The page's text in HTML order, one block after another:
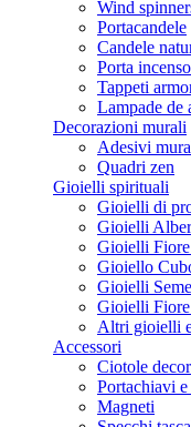
Wind
Portacandele
Candele
Porta
Tappeti
Lampade de
Decorazioni murali
Adesivi
Quadri zen
Gioielli spirituali
Gioielli di
Gioielli
Gioielli
Gioiello
Gioielli
Gioielli
Altri gioielli
Accessori
Ciotole
Portachiavi
Magneti